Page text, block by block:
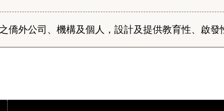
僑外公司、機構及個人，設計及提供教育性、啟發